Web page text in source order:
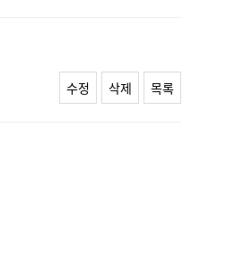
수정 삭제 목록